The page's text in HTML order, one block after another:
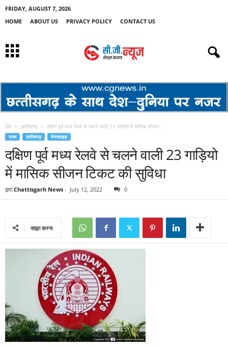
FRIDAY, AUGUST 7, 2026
HOME
ABOUT US PRIVACY POLICY CONTACT US
होम छत्तीसगढ़ दक्षिण पूर्व मध्य रेलवे से चलने वाली 23 गाड़ियो में मासिक सीजन...
राज्य छत्तीसगढ़ मेनस्लाइड
दक्षिण पूर्व मध्य रेलवे से चलने वाली 23 गाड़ियो
में मासिक सीजन टिकट की सुविधा
द्वारा Chattisgarh News - July 12, 2022 0
साझा करना